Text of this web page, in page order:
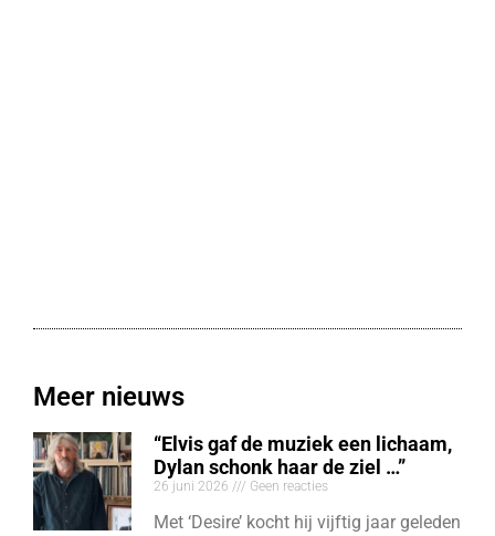
Meer nieuws
“Elvis gaf de muziek een lichaam,
Dylan schonk haar de ziel …”
26 juni 2026 Geen reacties
Met ‘Desire’ kocht hij vijftig jaar geleden